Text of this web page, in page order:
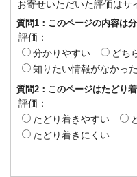
お寄せいただいた評価はサ
質問1：このページの内容は
評価：
分かりやすい
どち
知りたい情報がなかった
質問2：このページはたどり
評価：
たどり着きやすい
たどり着きにくい